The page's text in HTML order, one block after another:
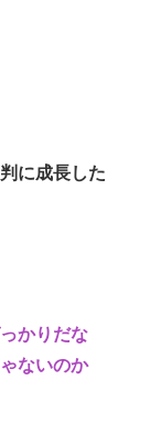
に成長した
かりだな
ないのか